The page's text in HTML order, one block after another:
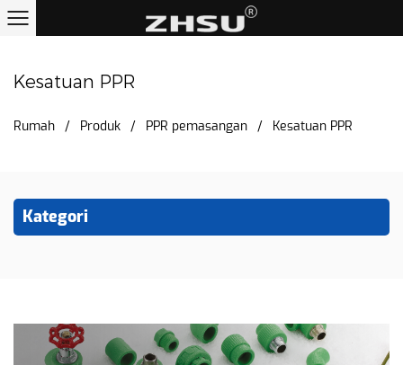
KESATUAN PPR
Kesatuan PPR
Rumah / Produk / PPR pemasangan / Kesatuan PPR
Kategori